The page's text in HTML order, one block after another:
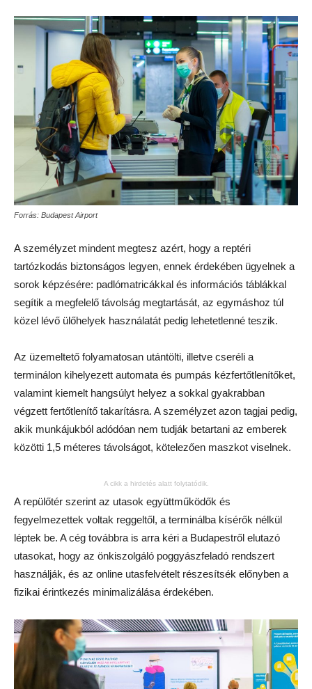
Forrás: Budapest Airport
A személyzet mindent megtesz azért, hogy a reptéri
tartózkodás biztonságos legyen, ennek érdekében ügyelnek a
sorok képzésére: padlómatricákkal és információs táblákkal
segítik a megfelelő távolság megtartását, az egymáshoz túl
közel lévő ülőhelyek használatát pedig lehetetlenné teszik.
Az üzemeltető folyamatosan utántölti, illetve cseréli a
terminálon kihelyezett automata és pumpás kézfertőtlenítőket,
valamint kiemelt hangsúlyt helyez a sokkal gyakrabban
végzett fertőtlenítő takarításra. A személyzet azon tagjai pedig,
akik munkájukból adódóan nem tudják betartani az emberek
közötti 1,5 méteres távolságot, kötelezően maszkot viselnek.
A cikk a hirdetés alatt folytatódik.
A repülőtér szerint az utasok együttműködők és
fegyelmezettek voltak reggeltől, a terminálba kísérők nélkül
léptek be. A cég továbbra is arra kéri a Budapestről elutazó
utasokat, hogy az önkiszolgáló poggyászfeladó rendszert
használják, és az online utasfelvételt részesítsék előnyben a
fizikai érintkezés minimalizálása érdekében.